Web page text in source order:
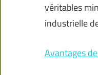
véritables
industrielle
Avantages